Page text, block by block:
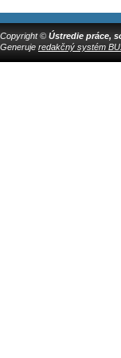
Copyright © Ústredie práce,
Generuje redakčný systém